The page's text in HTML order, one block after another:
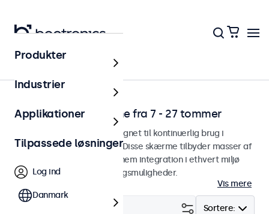
Hjem
Professionelle skærme fra 7 - 27 tommer
Professionelle skærme designet til kontinuerlig brug i
udfordrende applikationer. Disse skærme tilbyder masser af
monteringsmuligheder for nem integration i ethvert miljø
samt et stort antal indstillingsmuligheder.
Vis mere
Sortere:
Produkter
Industrier
Applikationer
Tilpassede løsninger
Log ind
Danmark